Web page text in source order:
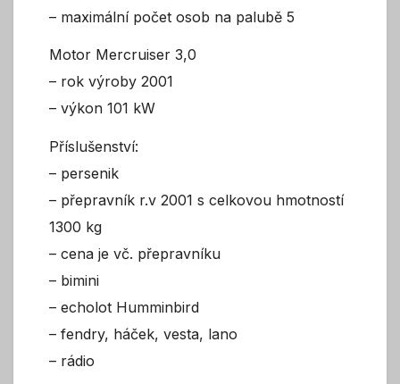
– maximální počet osob na palubě 5
Motor Mercruiser 3,0
– rok výroby 2001
– výkon 101 kW
Příslušenství:
– persenik
– přepravník r.v 2001 s celkovou hmotností
1300 kg
– cena je vč. přepravníku
– bimini
– echolot Humminbird
– fendry, háček, vesta, lano
– rádio